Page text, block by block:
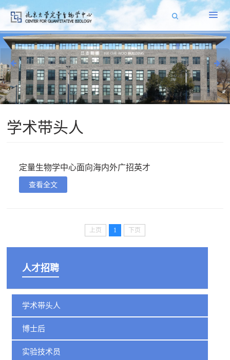
学术带头人
定量生物学中心面向海内外广招英才
查看全文
上页 1 下页
人才招聘
学术带头人
博士后
实验技术员